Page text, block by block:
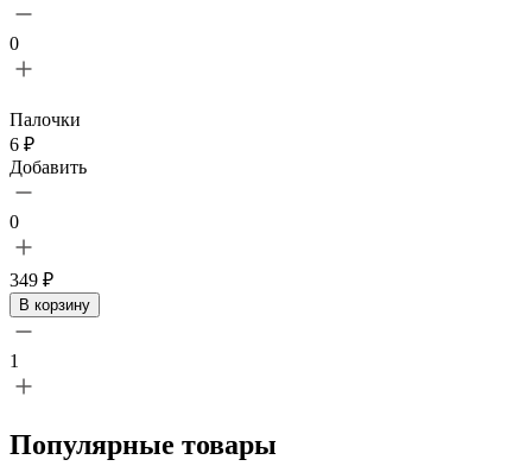
0
Палочки
6 ₽
Добавить
0
349 ₽
В корзину
1
Популярные товары